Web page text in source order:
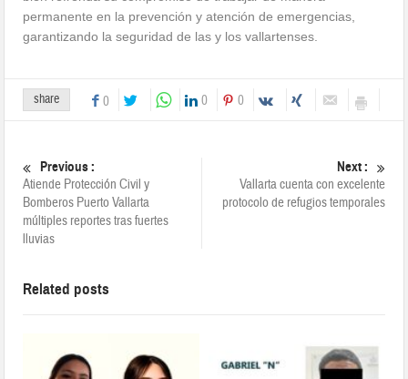
permanente en la prevención y atención de emergencias,
garantizando la seguridad de las y los vallartenses.
share 0 0 0
Previous :
Atiende Protección Civil y
Bomberos Puerto Vallarta
múltiples reportes tras fuertes
lluvias
Next :
Vallarta cuenta con excelente
protocolo de refugios temporales
Related posts